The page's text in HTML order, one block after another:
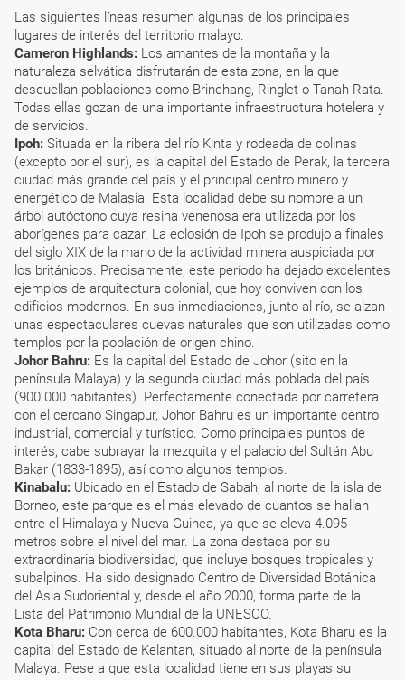
Las siguientes líneas resumen algunas de los principales
lugares de interés del territorio malayo.
Cameron Highlands: Los amantes de la montaña y la
naturaleza selvática disfrutarán de esta zona, en la que
descuellan poblaciones como Brinchang, Ringlet o Tanah Rata.
Todas ellas gozan de una importante infraestructura hotelera y
de servicios.
Ipoh: Situada en la ribera del río Kinta y rodeada de colinas
(excepto por el sur), es la capital del Estado de Perak, la tercera
ciudad más grande del país y el principal centro minero y
energético de Malasia. Esta localidad debe su nombre a un
árbol autóctono cuya resina venenosa era utilizada por los
aborígenes para cazar. La eclosión de Ipoh se produjo a finales
del siglo XIX de la mano de la actividad minera auspiciada por
los británicos. Precisamente, este período ha dejado excelentes
ejemplos de arquitectura colonial, que hoy conviven con los
edificios modernos. En sus inmediaciones, junto al río, se alzan
unas espectaculares cuevas naturales que son utilizadas como
templos por la población de origen chino.
Johor Bahru: Es la capital del Estado de Johor (sito en la
península Malaya) y la segunda ciudad más poblada del país
(900.000 habitantes). Perfectamente conectada por carretera
con el cercano Singapur, Johor Bahru es un importante centro
industrial, comercial y turístico. Como principales puntos de
interés, cabe subrayar la mezquita y el palacio del Sultán Abu
Bakar (1833-1895), así como algunos templos.
Kinabalu: Ubicado en el Estado de Sabah, al norte de la isla de
Borneo, este parque es el más elevado de cuantos se hallan
entre el Himalaya y Nueva Guinea, ya que se eleva 4.095
metros sobre el nivel del mar. La zona destaca por su
extraordinaria biodiversidad, que incluye bosques tropicales y
subalpinos. Ha sido designado Centro de Diversidad Botánica
del Asia Sudoriental y, desde el año 2000, forma parte de la
Lista del Patrimonio Mundial de la UNESCO.
Kota Bharu: Con cerca de 600.000 habitantes, Kota Bharu es la
capital del Estado de Kelantan, situado al norte de la península
Malaya. Pese a que esta localidad tiene en sus playas su